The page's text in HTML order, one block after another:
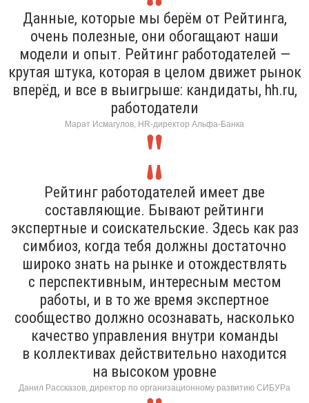
Данные, которые мы берём от Рейтинга,
очень полезные, они обогащают наши
модели и опыт. Рейтинг работодателей —
крутая штука, которая в целом движет рынок
вперёд, и все в выигрыше: кандидаты, hh.ru,
работодатели
Марат Исмагулов, HR-директор Альфа-Банка
Рейтинг работодателей имеет две
составляющие. Бывают рейтинги
экспертные и соискательские. Здесь как раз
симбиоз, когда тебя должны достаточно
широко знать на рынке и отождествлять
с перспективным, интересным местом
работы, и в то же время экспертное
сообщество должно осознавать, насколько
качество управления внутри команды
в коллективах действительно находится
на высоком уровне
Данил Рассказов, директор по организационному развитию СИБУРа